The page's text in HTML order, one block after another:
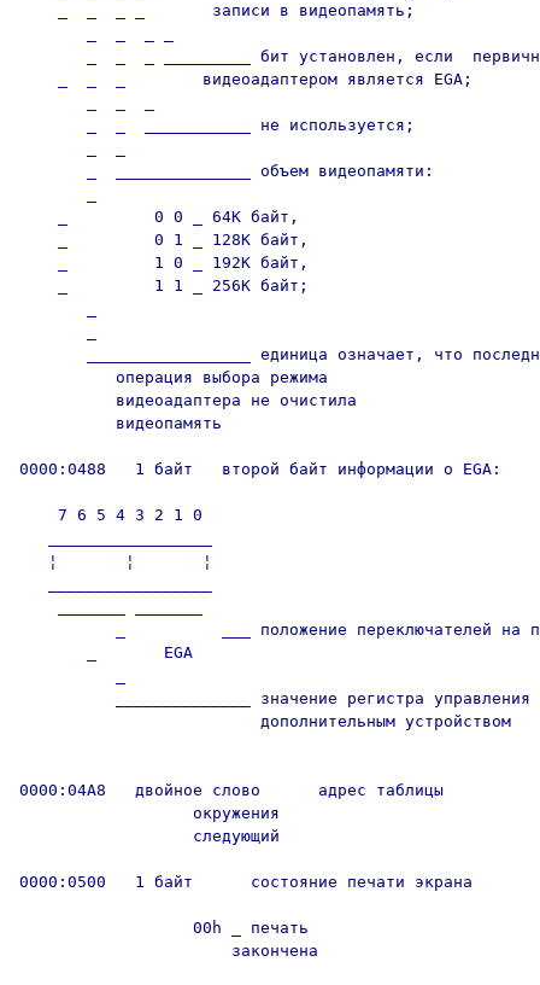
    _  _  _ _       записи в видеопамять;
_  _  _ _________ бит установлен, если
    _  _  _        видеоадаптером является EGA;
       _  _  ___________ не используется;
       _  ______________ объем видеопамяти:
    _         0 0 _ 64К байт,
    _         0 1 _ 128К байт,
    _         1 0 _ 192К байт,
    _         1 1 _ 256К байт;
_________________ единица означает, что
          операция выбора режима
          видеоадаптера не очистила
          видеопамять
0000:0488   1 байт   второй байт информации о EGA:
    7 6 5 4 3 2 1 0
   ¦       ¦       ¦
_          ___ положение переключателей на
       _       EGA
          ______________ значение регистра управления
                         дополнительным устройством
0000:04A8   двойное слово      адрес таблицы
                  окружения
                  следующий
0000:0500   1 байт      состояние печати экрана
                  00h _ печать
                      закончена